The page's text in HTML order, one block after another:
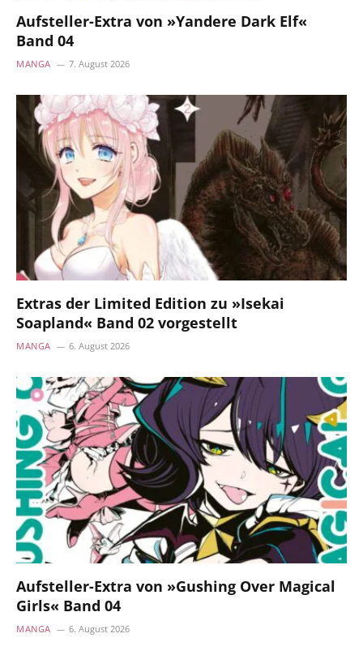
Aufsteller-Extra von »Yandere Dark Elf«
Band 04
MANGA 7. August 2026
Extras der Limited Edition zu »Isekai
Soapland« Band 02 vorgestellt
MANGA 6. August 2026
Aufsteller-Extra von »Gushing Over Magical
Girls« Band 04
MANGA 6. August 2026